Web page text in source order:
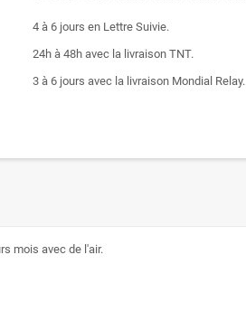
4 à 6 jours en Lettre Suivie.
24h à 48h avec la livraison TNT.
3 à 6 jours avec la livraison Mondial Relay.
mois avec de l'air.